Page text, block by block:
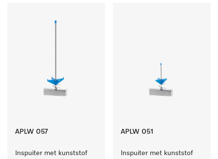
APLW 057
Inspuiter met kunststof
APLW 051
Inspuiter met kunststof